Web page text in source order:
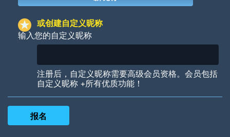
或创建自定义昵称
输入您的自定义昵称
注册后，自定义昵称需要高级会员资格。会员包括
自定义昵称 +所有优质功能！